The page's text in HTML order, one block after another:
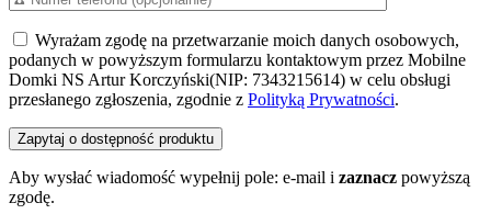
Wyrażam zgodę na przetwarzanie moich danych osobowych,
podanych w powyższym formularzu kontaktowym przez Mobilne
Domki NS Artur Korczyński(NIP: 7343215614) w celu obsługi
przesłanego zgłoszenia, zgodnie z Polityką Prywatności.
Aby wysłać wiadomość wypełnij pole: e-mail i zaznacz powyższą
zgodę.